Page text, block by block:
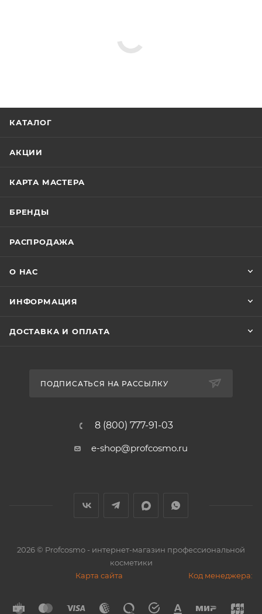
КАТАЛОГ
АКЦИИ
КАРТА МАСТЕРА
БРЕНДЫ
РАСПРОДАЖА
О НАС
ИНФОРМАЦИЯ
ДОСТАВКА И ОПЛАТА
ПОДПИСАТЬСЯ НА РАССЫЛКУ
8 (800) 777-91-03
e-shop@profcosmo.ru
2026© Profcosmo - интернет-магазин профессиональной
косметики
Карта сайта
Код менеджера: